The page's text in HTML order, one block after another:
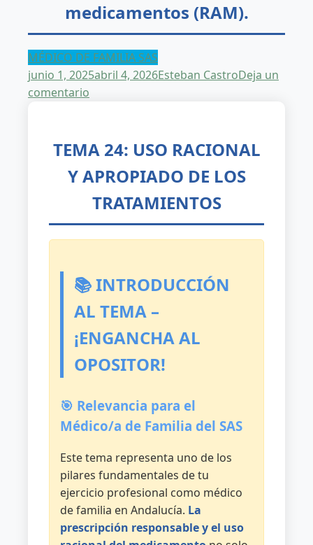
medicamentos (RAM).
MÉDICO DE FAMILIA SAS
junio 1, 2025abril 4, 2026Esteban CastroDeja un
comentario
FAMILIA
Tema
24.
Uso
de
tratamientos:
Principios
uso
del
medicamento
criterios
de
selección
de
medicamentos.
TEMA 24: USO RACIONAL
Y APROPIADO DE LOS
TRATAMIENTOS
📚 INTRODUCCIÓN
AL TEMA –
¡ENGANCHA AL
OPOSITOR!
🎯 Relevancia para el
Médico/a de Familia del SAS
Este tema representa uno de los
pilares fundamentales de tu
ejercicio profesional como médico
de familia en Andalucía. La
prescripción responsable y el uso